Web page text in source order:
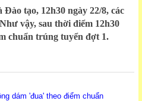
tạo, 12h30 ngày 22/8, các
vậy, sau thời điểm 12h30
chuẩn trúng tuyển đợt 1.
dám 'đua' theo điểm chuẩn